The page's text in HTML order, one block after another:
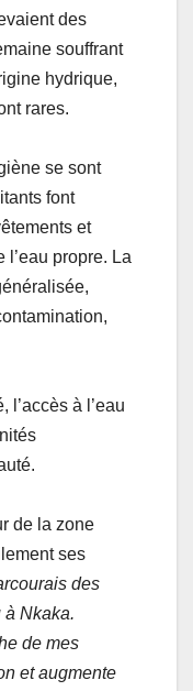
des
souffrant
hydrique,
rares.
se sont
font
et
l’eau propre. La
l’accès à l’eau
de la zone
ses
des
à Nkaka.
de mes
et augmente